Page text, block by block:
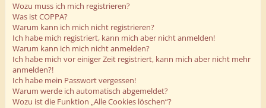
Wozu muss ich mich registrieren?
Was ist COPPA?
Warum kann ich mich nicht registrieren?
Ich habe mich registriert, kann mich aber nicht anmelden!
Warum kann ich mich nicht anmelden?
Ich habe mich vor einiger Zeit registriert, kann mich aber nicht mehr
anmelden?!
Ich habe mein Passwort vergessen!
Warum werde ich automatisch abgemeldet?
Wozu ist die Funktion „Alle Cookies löschen“?